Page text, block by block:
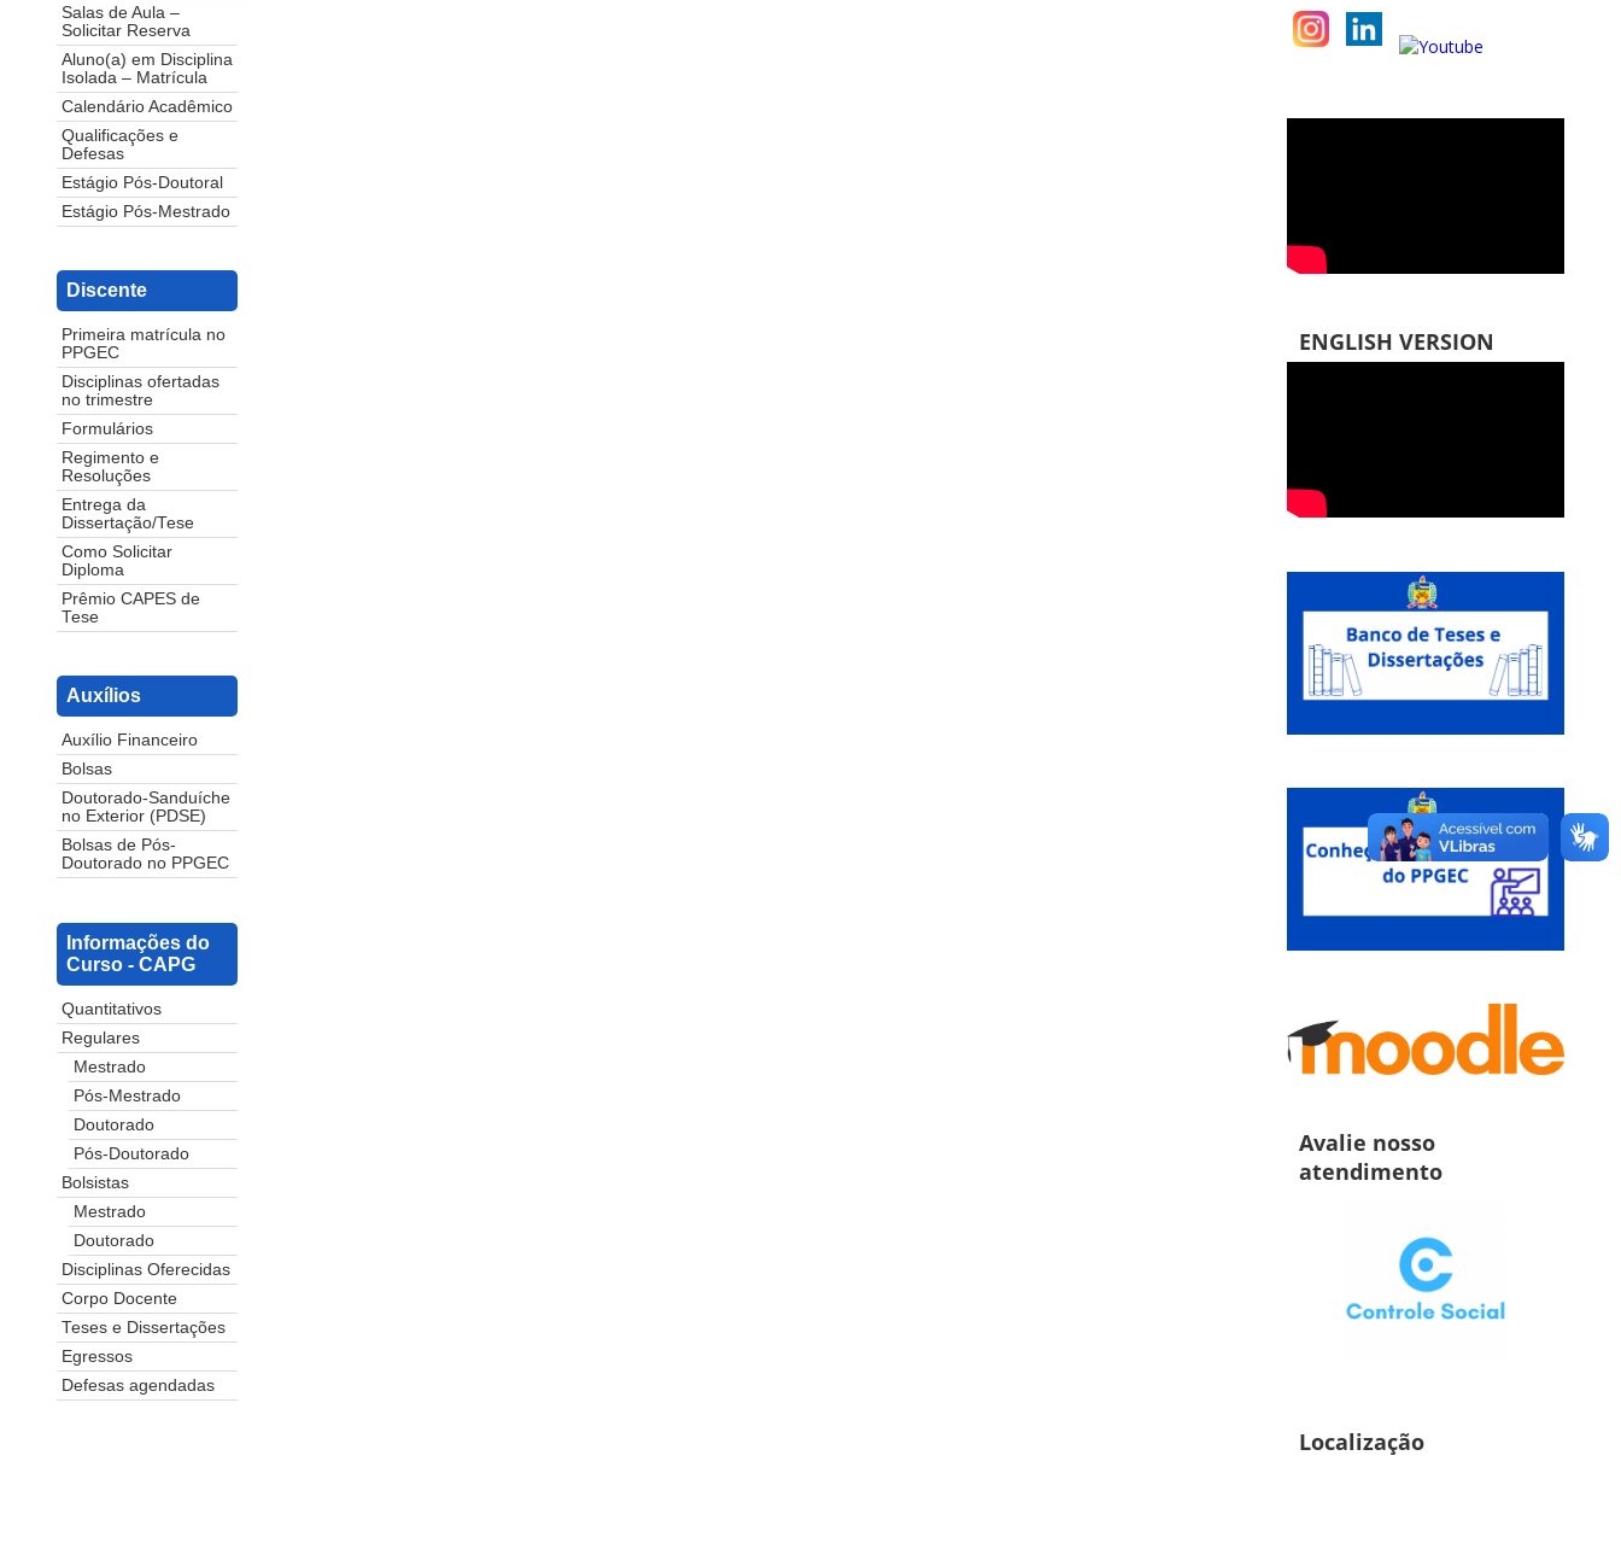
Salas de Aula –
Solicitar Reserva
Aluno(a) em Disciplina
Isolada – Matrícula
Calendário Acadêmico
Qualificações e
Defesas
Estágio Pós-Doutoral
Estágio Pós-Mestrado
Discente
Primeira matrícula no
PPGEC
Disciplinas ofertadas
no trimestre
Formulários
Regimento e
Resoluções
Entrega da
Dissertação/Tese
Como Solicitar
Diploma
Prêmio CAPES de
Tese
Auxílios
Auxílio Financeiro
Bolsas
Doutorado-Sanduíche
no Exterior (PDSE)
Bolsas de Pós-
Doutorado no PPGEC
Informações do
Curso - CAPG
Quantitativos
Regulares
Mestrado
Pós-Mestrado
Doutorado
Pós-Doutorado
Bolsistas
Mestrado
Doutorado
Disciplinas Oferecidas
Corpo Docente
Teses e Dissertações
Egressos
Defesas agendadas
ENGLISH VERSION
Avalie nosso
atendimento
Localização